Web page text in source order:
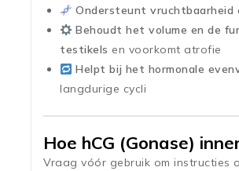
Ondersteunt vruchtbaarheid
Behoudt het volume en de
testikels en voorkomt atrofie
Helpt bij het hormonale
langdurige cycli
Hoe hCG (Gonase)
Vraag vóór gebruik om instructies